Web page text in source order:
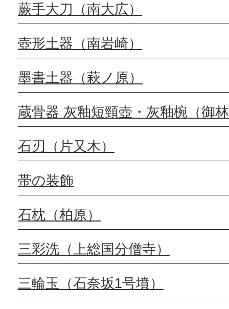
蕨手大刀（南大広）
壺形土器（南岩崎）
墨書土器（萩ノ原）
蔵骨器 灰釉短頸壺・灰釉椀（御
石刃（片又木）
帯の装飾
石枕（柏原）
三彩洗（上総国分僧寺）
三輪玉（石奈坂1号墳）